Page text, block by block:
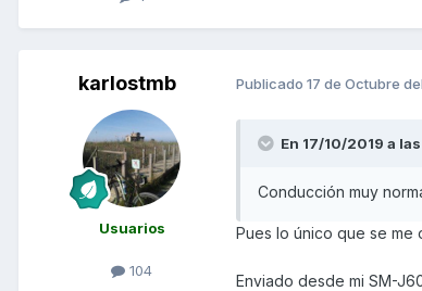
karlostmb
Usuarios
104
Publicado 17 de Octubre
En 17/10/2019 a las
Conducción muy
Pues lo único que se me
Enviado desde mi SM-